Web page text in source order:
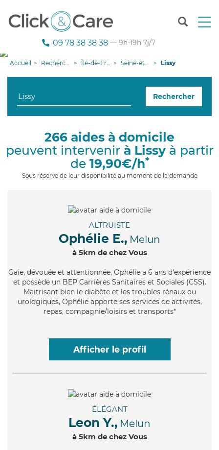
T
n
g
i
09 78 38 38 38 — 9h-19h 7j/7
Accueil Recherche aide à domicile Île-de-France Seine-et-Marne Lissy
Rechercher
266 aides à domicile
peuvent intervenir à Lissyà partir
de 19,90€/h*
Sous réserve de leur disponibilité au moment de la demande
ALTRUISTE
Ophélie E., Melun
à 5km de chez Vous
Gaie, dévouée et attentionnée, Ophélie a 6 ans d'expérience
et possède un BEP Carrières Sanitaires et Sociales (CSS).
Maitrisant bien le diabète et les troubles rénaux ou
urologiques, Ophélie apporte ses services de activités,
repas, compagnie/loisirs et transports*
Afficher le profil
ÉLÉGANT
Leon Y., Melun
à 5km de chez Vous